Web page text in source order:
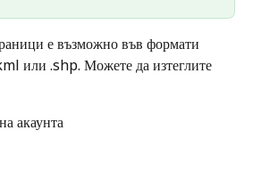
е възможно във формати
или .shp. Можете да изтеглите
акаунта